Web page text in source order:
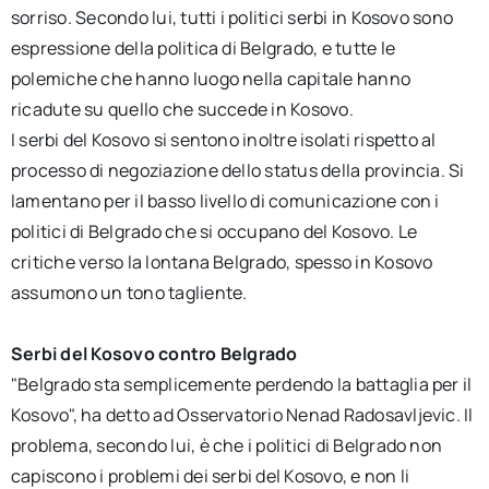
sorriso. Secondo lui, tutti i politici serbi in Kosovo sono
espressione della politica di Belgrado, e tutte le
polemiche che hanno luogo nella capitale hanno
ricadute su quello che succede in Kosovo.
I serbi del Kosovo si sentono inoltre isolati rispetto al
processo di negoziazione dello status della provincia. Si
lamentano per il basso livello di comunicazione con i
politici di Belgrado che si occupano del Kosovo. Le
critiche verso la lontana Belgrado, spesso in Kosovo
assumono un tono tagliente.
Serbi del Kosovo contro Belgrado
"Belgrado sta semplicemente perdendo la battaglia per il
Kosovo", ha detto ad Osservatorio Nenad Radosavljevic. Il
problema, secondo lui, è che i politici di Belgrado non
capiscono i problemi dei serbi del Kosovo, e non li